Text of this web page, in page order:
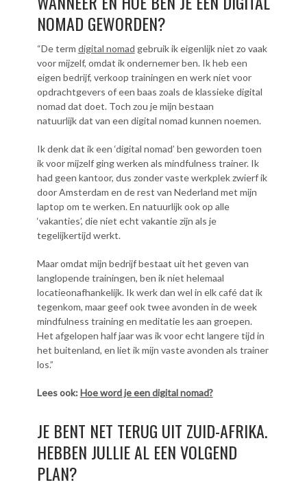
NOMAD GEWORDEN?
“De term digital nomad gebruik ik eigenlijk niet zo vaak
voor mijzelf, omdat ik ondernemer ben. Ik heb een
eigen bedrijf, verkoop trainingen en werk niet voor
opdrachtgevers of een baas zoals de klassieke digital
nomad dat doet. Toch zou je mijn bestaan
natuurlijk dat van een digital nomad kunnen noemen.
Ik denk dat ik een ‘digital nomad’ ben geworden toen
ik voor mijzelf ging werken als mindfulness trainer. Ik
had geen kantoor, dus zonder vaste werkplek zwierf ik
door Amsterdam en de rest van Nederland met mijn
laptop om te werken. En natuurlijk ook op alle
‘vakanties’, die niet echt vakantie zijn als je
tegelijkertijd werkt.
Maar omdat mijn bedrijf bestaat uit het geven van
langlopende trainingen, ben ik niet helemaal
locatieonafhankelijk. Ik werk dan wel in elk café dat ik
tegenkom, maar geef ook twee avonden in de week
mindfulness training en meditatie les aan groepen.
Het afgelopen half jaar was ik voor echt langere tijd in
het buitenland, en liet ik mijn vaste avonden als trainer
los.”
Lees ook:Hoe word je een digital nomad?
JE BENT NET TERUG UIT ZUID-AFRIKA.
HEBBEN JULLIE AL EEN VOLGEND
PLAN?